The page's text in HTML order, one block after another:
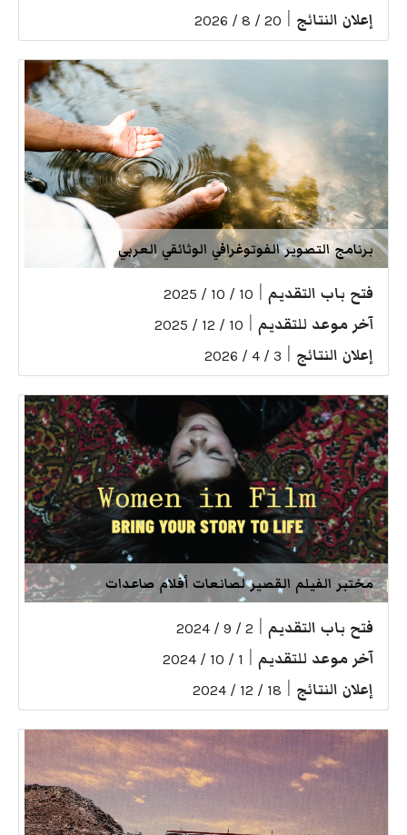
إعلان النتائج 20 / 8 / 2026
برنامج التصوير الفوتوغرافي الوثائقي العربي
فتح باب التقديم 10 / 10 / 2025
آخر موعد للتقديم 10 / 12 / 2025
إعلان النتائج 3 / 4 / 2026
مختبر الفيلم القصير لصانعات أفلام صاعدات
فتح باب التقديم 2 / 9 / 2024
آخر موعد للتقديم 1 / 10 / 2024
إعلان النتائج 18 / 12 / 2024